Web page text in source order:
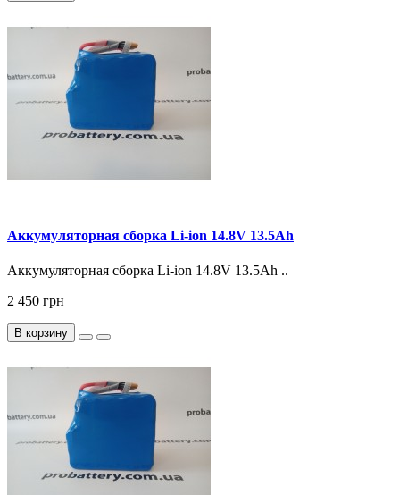
Аккумуляторная сборка Li-ion 14.8V 13.5Ah
Аккумуляторная сборка Li-ion 14.8V 13.5Ah ..
2 450 грн
В корзину